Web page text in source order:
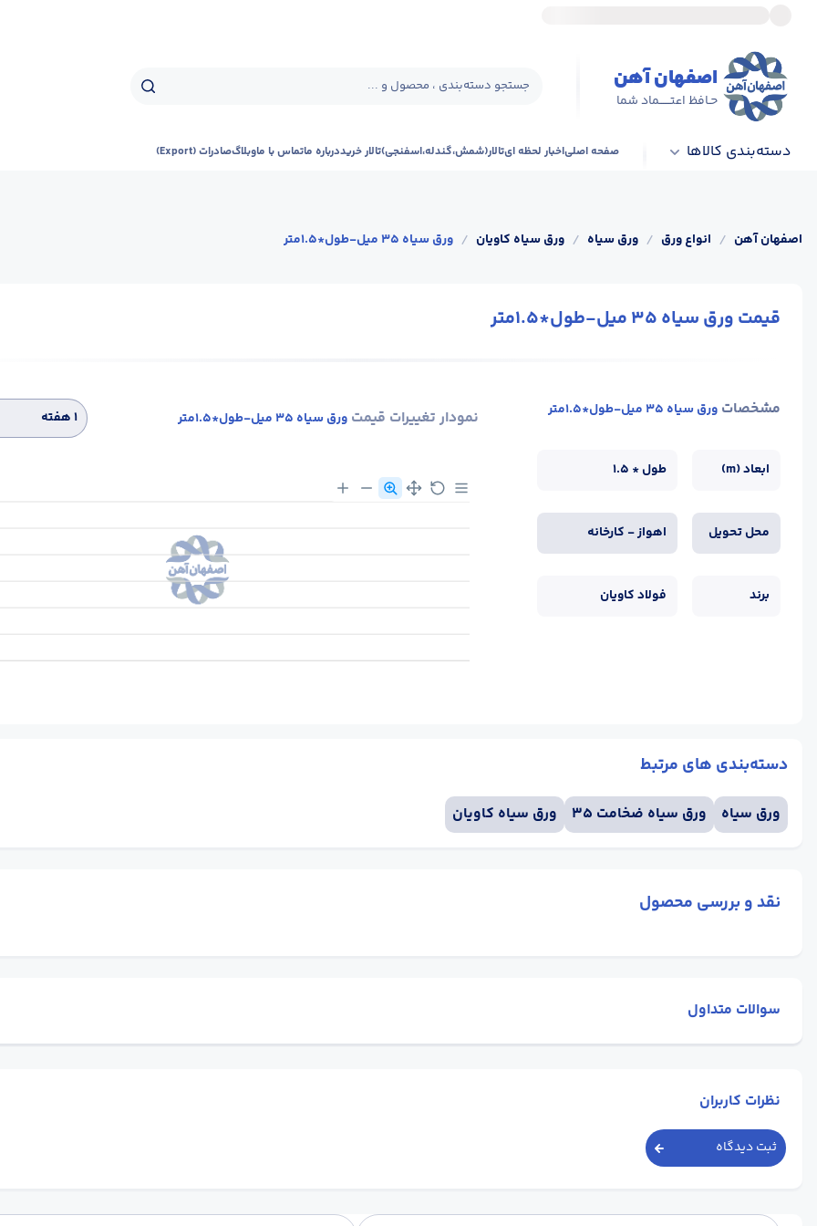
اصفهان آهن
حـافظ اعتــــــماد شما
جستجو دسته‌بندی ، محصول و ...
دسته‌بندی کالاها صفحه اصلیاخبار لحظه ایتالار(شمش،گندله،اسفنجی)تالار خریددرباره ماتماس با ماوبلاگصادرات (Export)
اصفهان آهن / انواع ورق / ورق سیاه / ورق سیاه کاویان / ورق سیاه 35 میل-طول*1.5متر
قیمت ورق سیاه 35 میل-طول*1.5متر
مشخصات ورق سیاه 35 میل-طول*1.5متر
ابعاد (m) طول * 1.5
محل تحویل اهواز - کارخانه
برند فولاد کاویان
نمودار تغییرات قیمت ورق سیاه 35 میل-طول*1.5متر ۱ هفته
دسته‌بندی های مرتبط
ورق سیاه ورق سیاه ضخامت 35 ورق سیاه کاویان
نقد و بررسی محصول
سوالات متداول
نظرات کاربران
ثبت دیدگاه